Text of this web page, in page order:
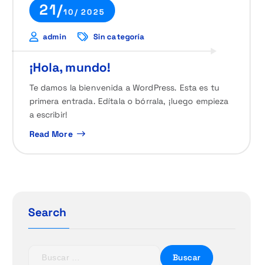
21/10/ 2025
admin Sin categoría
¡Hola, mundo!
Te damos la bienvenida a WordPress. Esta es tu
primera entrada. Edítala o bórrala, ¡luego empieza
a escribir!
Read More
Search